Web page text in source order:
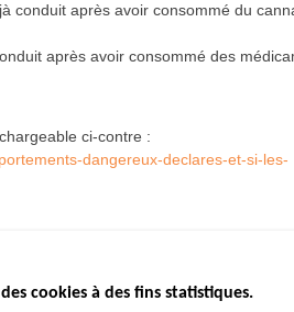
conduit après avoir consommé du
après avoir consommé des
ci-contre :
dangereux-declares-et-si-les-
cookies à des fins statistiques.